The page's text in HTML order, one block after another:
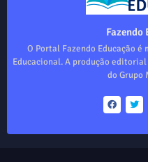
Fazendo
O Portal Fazendo Educação
Educacional. A produção
do